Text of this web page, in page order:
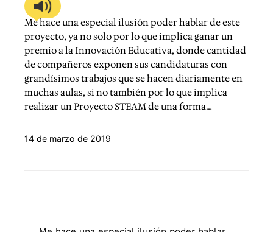
Me hace una especial ilusión poder hablar de este
proyecto, ya no solo por lo que implica ganar un
premio a la Innovación Educativa, donde cantidad
de compañeros exponen sus candidaturas con
grandísimos trabajos que se hacen diariamente en
muchas aulas, si no también por lo que implica
realizar un Proyecto STEAM de una forma…
14 de marzo de 2019